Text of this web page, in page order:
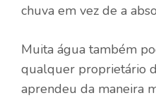
chuva em vez de a
Muita água também
qualquer proprietário
aprendeu da maneira